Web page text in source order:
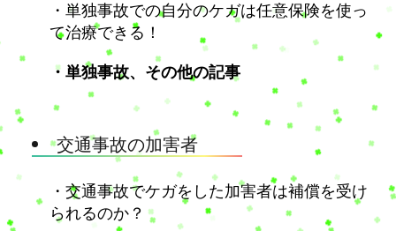
・単独事故での自分のケガは任意保険を使っ
て治療できる！
・単独事故、その他の記事
交通事故の加害者
・交通事故でケガをした加害者は補償を受け
られるのか？